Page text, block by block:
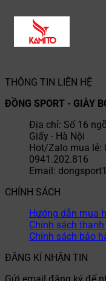
THÔNG TIN LIÊN HỆ
ĐỒNG SPORT - GIÀY
Địa chỉ: Số 16
Giấy - Hà Nội
Hot/Zalo mua lẻ:
0941.202.816
Email:
CHÍNH SÁCH
Hướng dẫn mua
Chính sách
Chính sách bảo
ĐĂNG KÍ NHẬN TIN